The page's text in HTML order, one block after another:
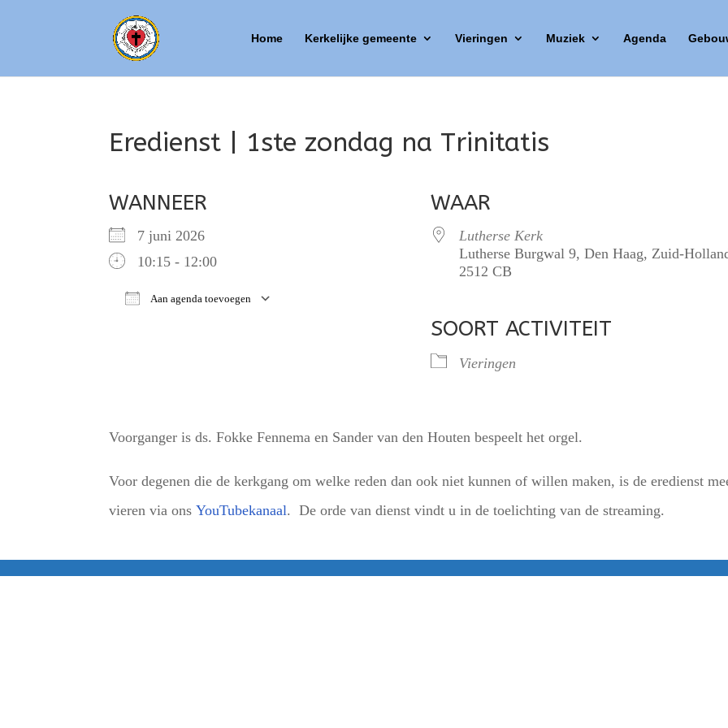
Home Kerkelijke gemeente Vieringen Muziek Agenda
Eredienst | 1ste zondag na Trinitatis
WANNEER
7 juni 2026
10:15 - 12:00
Aan agenda toevoegen
iCalendar
WAAR
Lutherse Kerk
Lutherse Burgwal 9, Den Haag, Zuid-
2512 CB
SOORT ACTIVITEIT
Vieringen
Voorganger is ds. Fokke Fennema en Sander van den Houten bespeelt het orgel.
Voor degenen die de kerkgang om welke reden dan ook niet kunnen of willen maken, is de eredienst
vieren via onsYouTubekanaal. De orde van dienst vindt u in de toelichting van de streaming.